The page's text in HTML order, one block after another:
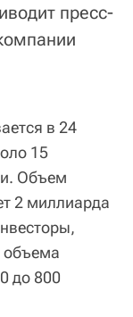
пресс-
в 24
15
Объем
2 миллиарда
объема
до 800